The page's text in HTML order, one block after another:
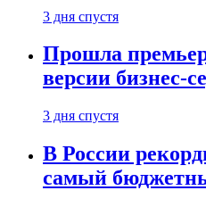
3 дня спустя
Прошла
версии бизнес-
3 дня спустя
В России
самый